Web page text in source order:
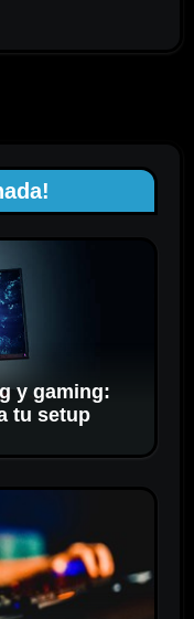
y gaming:
tu setup